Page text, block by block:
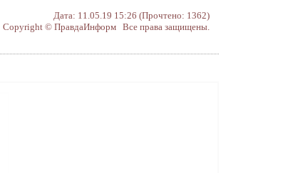
Дата: 11.05.19 15:26 (Прочтено: 1362)
Copyright © ПравдаИнформ Все права защищены.